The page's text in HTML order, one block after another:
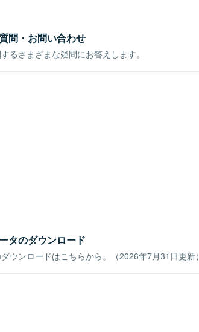
問・お問い合わせ
るさまざまな疑問にお答えします。
タのダウンロード
ウンロードはこちらから。（2026年7月31日更新）